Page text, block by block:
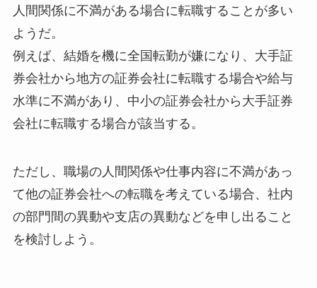
人間関係に不満がある場合に転職することが多い
ようだ。
例えば、結婚を機に全国転勤が嫌になり、大手証
券会社から地方の証券会社に転職する場合や給与
水準に不満があり、中小の証券会社から大手証券
会社に転職する場合が該当する。
ただし、職場の人間関係や仕事内容に不満があっ
て他の証券会社への転職を考えている場合、社内
の部門間の異動や支店の異動などを申し出ること
を検討しよう。